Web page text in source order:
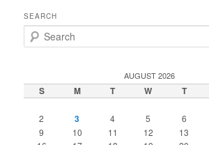
SEARCH
e
c
h
AUGUST 2026
S M T W T
2
3 4 5 6
9
10 11 12 13